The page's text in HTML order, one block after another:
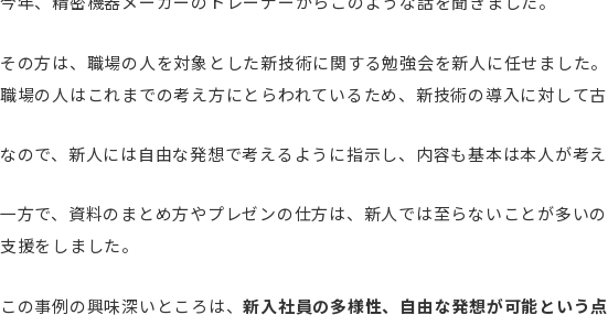
その方は、職場の人を対象とした新技術に関する勉強会を新人に任せました。
職場の人はこれまでの考え方にとらわれているため、新技術の導入に対して
なので、新人には自由な発想で考えるように指示し、内容も基本は本人が考え
一方で、資料のまとめ方やプレゼンの仕方は、新人では至らないことが多い
支援をしました。
この事例の興味深いところは、新入社員の多様性、自由な発想が可能という